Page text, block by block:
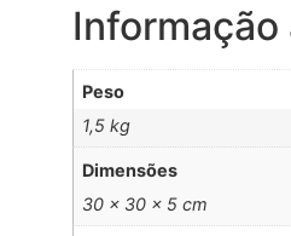
Informação
Peso
1,5 kg
Dimensões
30 × 30 × 5 cm